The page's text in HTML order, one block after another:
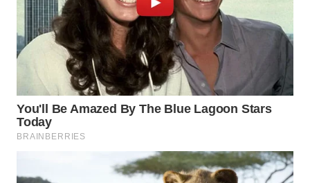
WN
TAPANULI
UTARA
SAMOSIR
WN
PADANG